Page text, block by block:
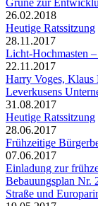
26.02.2018
Heutige Ratssitzung
28.11.2017
Licht-Hochmasten
22.11.2017
Harry Voges, Klaus
Leverkusens
31.08.2017
Heutige Ratssitzung
28.06.2017
Frühzeitige
07.06.2017
Einladung zur
Bebauungsplan Nr.
Straße und